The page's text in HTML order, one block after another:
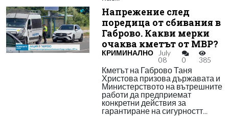
Напрежение след
поредица от сбивания в
Габрово. Какви мерки
очаква кметът от МВР?
КРИМИНАЛНО
July
08
0 385
Кметът на Габрово Таня
Христова призова държавата и
Министерството на вътрешните
работи да предприемат
конкретни действия за
гарантиране на сигурностт...